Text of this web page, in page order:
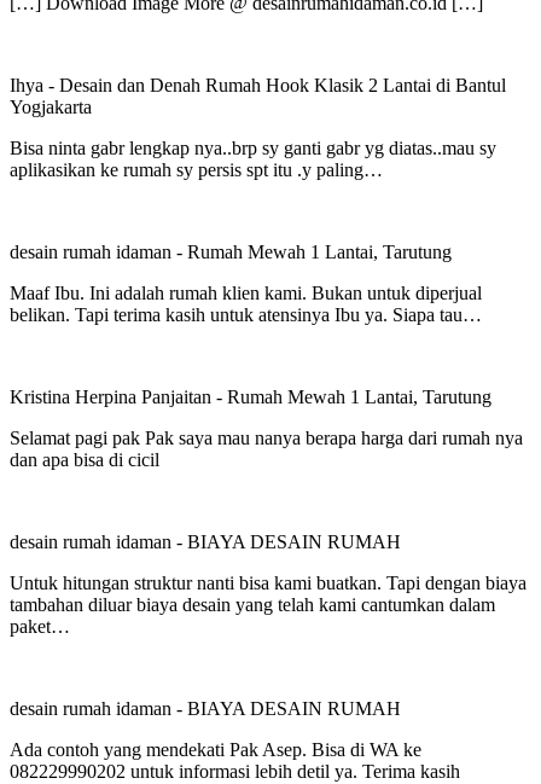
Ihya - Desain dan Denah Rumah Hook Klasik 2 Lantai di Bantul
Yogjakarta
Bisa ninta gabr lengkap nya..brp sy ganti gabr yg diatas..mau sy
aplikasikan ke rumah sy persis spt itu .y paling…
desain rumah idaman - Rumah Mewah 1 Lantai, Tarutung
Maaf Ibu. Ini adalah rumah klien kami. Bukan untuk diperjual
belikan. Tapi terima kasih untuk atensinya Ibu ya. Siapa tau…
Kristina Herpina Panjaitan - Rumah Mewah 1 Lantai, Tarutung
Selamat pagi pak Pak saya mau nanya berapa harga dari rumah nya
dan apa bisa di cicil
desain rumah idaman - BIAYA DESAIN RUMAH
Untuk hitungan struktur nanti bisa kami buatkan. Tapi dengan biaya
tambahan diluar biaya desain yang telah kami cantumkan dalam
paket…
desain rumah idaman - BIAYA DESAIN RUMAH
Ada contoh yang mendekati Pak Asep. Bisa di WA ke
082229990202 untuk informasi lebih detil ya. Terima kasih